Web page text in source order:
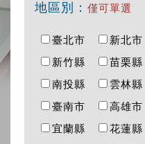
地區別： 僅可單選
臺北市 新北市
新竹縣
苗栗縣
南投縣
雲林縣
臺南市
高雄市
宜蘭縣
花蓮縣